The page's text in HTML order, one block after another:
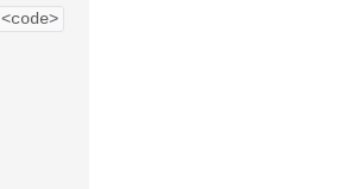
<code>